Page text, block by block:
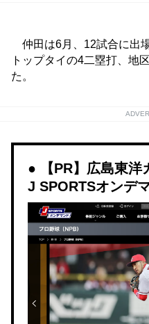
仲田は6月、12試合に出
トップタイの4二塁打、地
た。
【PR】広島東
J SPORTSオンデ